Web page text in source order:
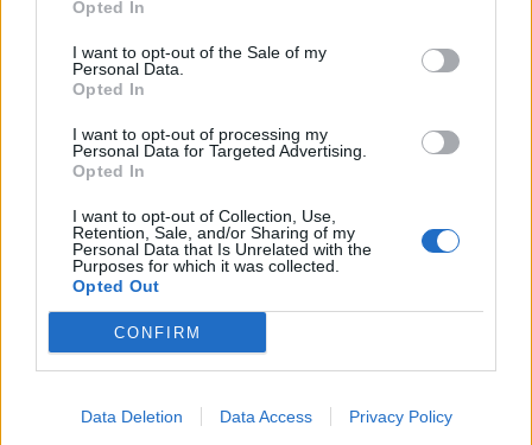
Opted In
I want to opt-out of the Sale of my
Personal Data.
Opted In
I want to opt-out of processing my
Personal Data for Targeted Advertising.
Opted In
I want to opt-out of Collection, Use,
Retention, Sale, and/or Sharing of my
Personal Data that Is Unrelated with the
Purposes for which it was collected.
Opted Out
CONFIRM
Data Deletion Data Access Privacy Policy
Изкуствен интелект за първи път
създаде нови жизнеспособни вируси
07.08.2026 / 15:30